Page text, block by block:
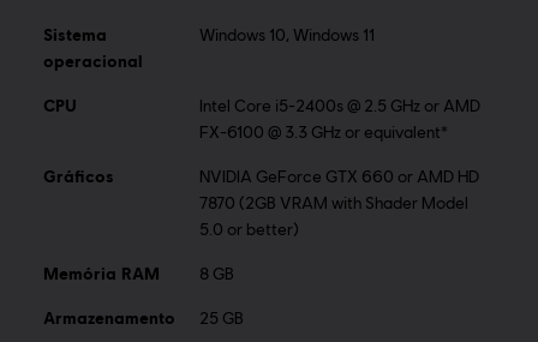
of Ubisoft Entertainment in the U.S. and/or other
Sistema
operacional
Windows 10, Windows 11
CPU
Intel Core i5-2400s @ 2.5 GHz or AMD
FX-6100 @ 3.3 GHz or equivalent*
Gráficos
NVIDIA GeForce GTX 660 or AMD HD
7870 (2GB VRAM with Shader Model
5.0 or better)
Memória RAM 8 GB
Armazenamento 25 GB